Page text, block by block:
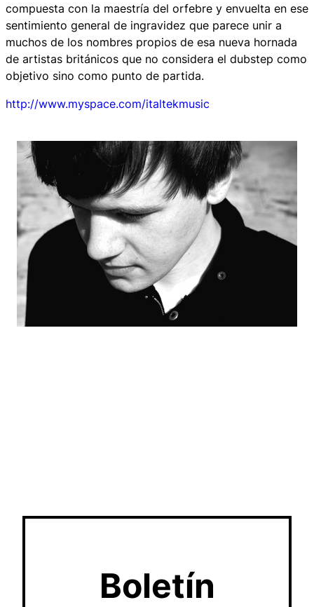
compuesta con la maestría del orfebre y envuelta en ese
sentimiento general de ingravidez que parece unir a
muchos de los nombres propios de esa nueva hornada
de artistas británicos que no considera el dubstep como
objetivo sino como punto de partida.
http://www.myspace.com/italtekmusic
Boletín